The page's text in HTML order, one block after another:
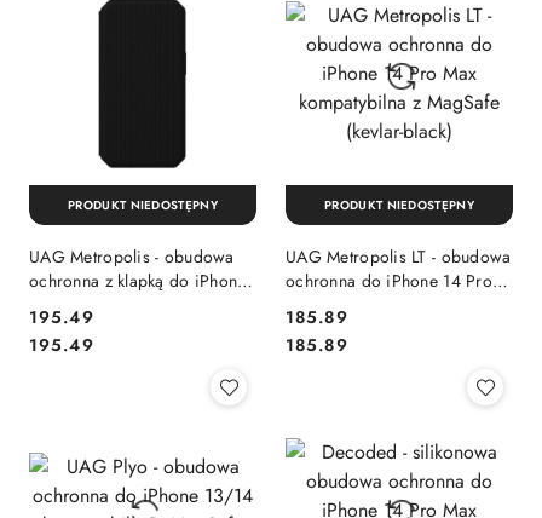
UAG Metropolis - obudowa
ochronna z klapką do iPhone
Cena:
195.49
Cena:
195.49
PRODUKT NIEDOSTĘPNY
UAG Metropolis LT - obudowa
ochronna do iPhone 14 Pro
(kevlar-black)
Cena:
185.89
Cena:
185.89
PRODUKT NIEDOSTĘPNY